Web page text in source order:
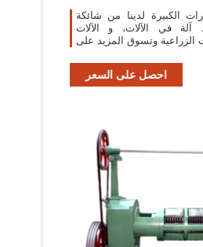
الكبيرة لدينا من شائكة
آلة في الآلات، و الآلات
احصل على السعر